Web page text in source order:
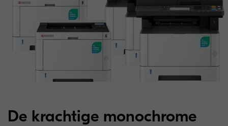
De krachtige monochrome